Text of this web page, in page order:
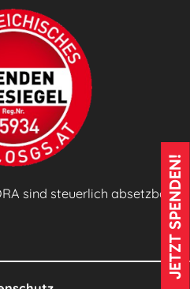
JETZT SPENDEN!
sind steuerlich absetzbar!